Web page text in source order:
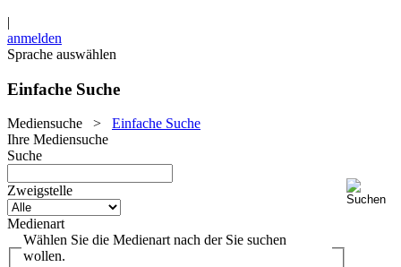
|
anmelden
Sprache auswählen
Einfache Suche
Mediensuche > Einfache Suche
Ihre Mediensuche
Suche
Zweigstelle
Medienart
Wählen Sie die Medienart nach der Sie suchen
wollen.